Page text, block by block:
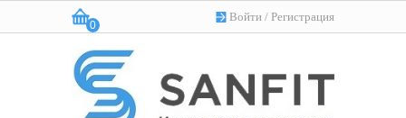
Войти / Регистрация
Корзина:
0
(пусто)